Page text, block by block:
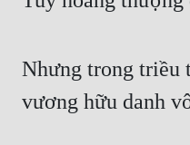
Nhưng trong triều
vương hữu danh